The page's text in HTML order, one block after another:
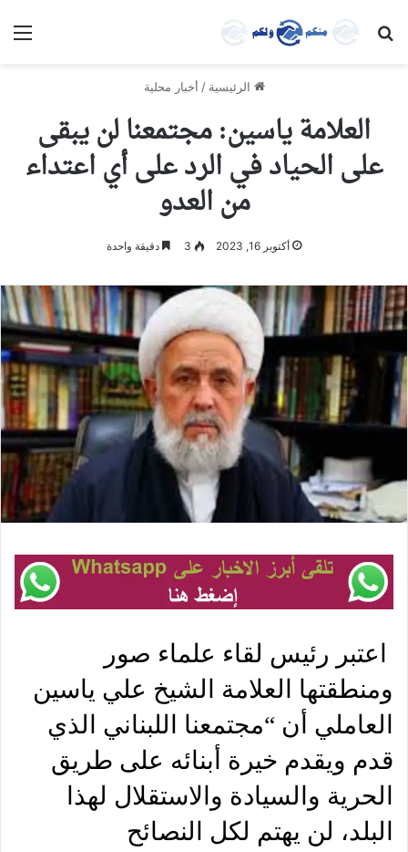
بحث عن
الرئيسية / أخبار محلية
العلامة ياسين: مجتمعنا لن يبقى
على الحياد في الرد على أي اعتداء
من العدو
أكتوبر 16, 2023 3 دقيقة واحدة
اعتبر رئيس لقاء علماء صور
ومنطقتها العلامة الشيخ علي ياسين
العاملي أن “مجتمعنا اللبناني الذي
قدم ويقدم خيرة أبنائه على طريق
الحرية والسيادة والاستقلال لهذا
البلد، لن يهتم لكل النصائح